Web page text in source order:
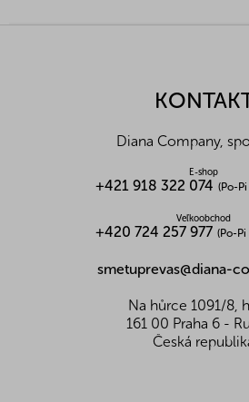
vstrebáva. Rýchla vstrebateľnosť
ale všetkým aktívnym ľuďom,
redukčných diétach.
bez alergénov
Zloženie:kokosový olej
môže byť vnútorné i
na prípravu slaných i
raw pochúťok či smoothies.
pleť, pokožku, nechty, vlasy
Skladovanie:
Chráňte pred
teploty 20 °C.
Nutričné hodnoty na 100g:
Diana Company,
E-shop
+421 918 322 074 (Po-
Veľkoobchod
+420 724 257 977 (Po-
smetuprevas@diana-
Na hůrce 1091/8,
161 00 Praha 6 -
Česká